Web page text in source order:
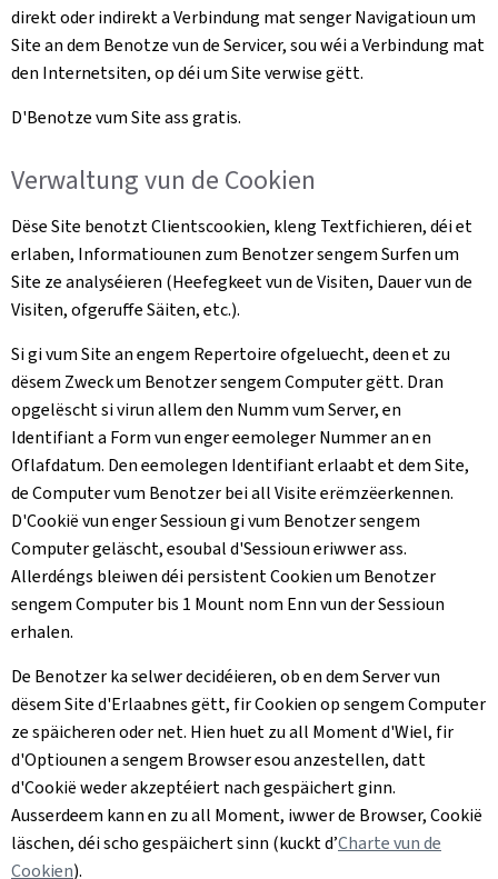
direkt oder indirekt a Verbindung mat senger Navigatioun um
Site an dem Benotze vun de Servicer, sou wéi a Verbindung mat
den Internetsiten, op déi um Site verwise gëtt.
D'Benotze vum Site ass gratis.
Verwaltung vun de Cookien
Dëse Site benotzt Clientscookien, kleng Textfichieren, déi et
erlaben, Informatiounen zum Benotzer sengem Surfen um
Site ze analyséieren (Heefegkeet vun de Visiten, Dauer vun de
Visiten, ofgeruffe Säiten, etc.).
Si gi vum Site an engem Repertoire ofgeluecht, deen et zu
dësem Zweck um Benotzer sengem Computer gëtt. Dran
opgelëscht si virun allem den Numm vum Server, en
Identifiant a Form vun enger eemoleger Nummer an en
Oflafdatum. Den eemolegen Identifiant erlaabt et dem Site,
de Computer vum Benotzer bei all Visite erëmzëerkennen.
D'Cookië vun enger Sessioun gi vum Benotzer sengem
Computer geläscht, esoubal d'Sessioun eriwwer ass.
Allerdéngs bleiwen déi persistent Cookien um Benotzer
sengem Computer bis 1 Mount nom Enn vun der Sessioun
erhalen.
De Benotzer ka selwer decidéieren, ob en dem Server vun
dësem Site d'Erlaabnes gëtt, fir Cookien op sengem Computer
ze späicheren oder net. Hien huet zu all Moment d'Wiel, fir
d'Optiounen a sengem Browser esou anzestellen, datt
d'Cookië weder akzeptéiert nach gespäichert ginn.
Ausserdeem kann en zu all Moment, iwwer de Browser, Cookië
läschen, déi scho gespäichert sinn (kuckt d’Charte vun de
Cookien).